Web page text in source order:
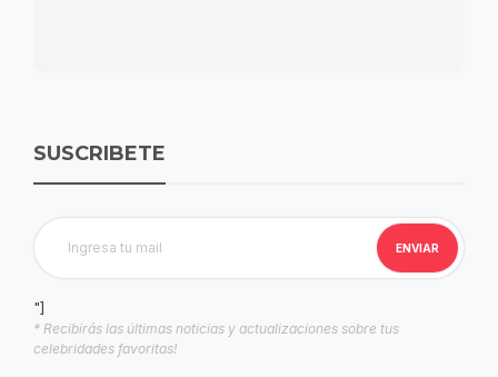
SUSCRIBETE
"]
* Recibirás las últimas noticias y actualizaciones sobre tus
celebridades favoritas!